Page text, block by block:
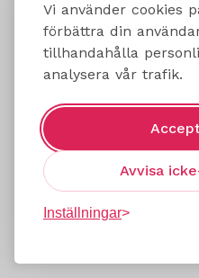
Vi använder cookies
förbättra din
tillhandahålla
analysera vår trafik.
Avvisa
Inställningar